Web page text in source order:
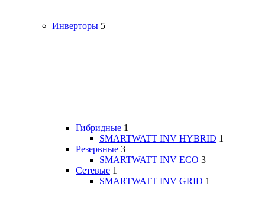
Инверторы 5
Гибридные 1
SMARTWATT INV HYBRID 1
Резервные 3
SMARTWATT INV ECO 3
Сетевые 1
SMARTWATT INV GRID 1